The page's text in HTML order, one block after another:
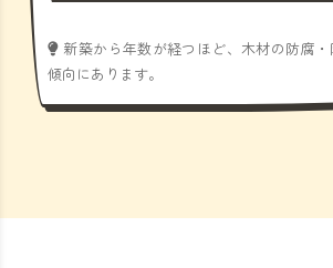
新築から年数が経つほど、木材の防腐
傾向にあります。